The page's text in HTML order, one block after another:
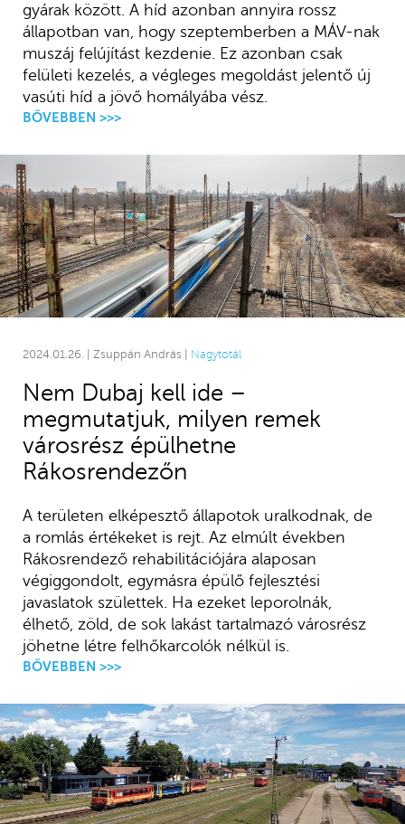
gyárak között. A híd azonban annyira rossz
állapotban van, hogy szeptemberben a MÁV-nak
muszáj felújítást kezdenie. Ez azonban csak
felületi kezelés, a végleges megoldást jelentő új
vasúti híd a jövő homályába vész.
BŐVEBBEN >>>
2024.01.26. | Zsuppán András | Nagytotál
Nem Dubaj kell ide –
megmutatjuk, milyen remek
városrész épülhetne
Rákosrendezőn
A területen elképesztő állapotok uralkodnak, de
a romlás értékeket is rejt. Az elmúlt években
Rákosrendező rehabilitációjára alaposan
végiggondolt, egymásra épülő fejlesztési
javaslatok születtek. Ha ezeket leporolnák,
élhető, zöld, de sok lakást tartalmazó városrész
jöhetne létre felhőkarcolók nélkül is.
BŐVEBBEN >>>